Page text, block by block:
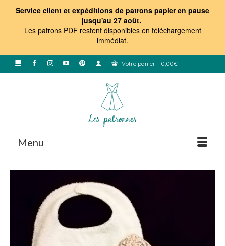
Service client et expéditions de patrons papier en pause
jusqu'au 27 août.
Les patrons PDF restent disponibles en téléchargement
immédiat.
Votre panier - 0,00€
Menu